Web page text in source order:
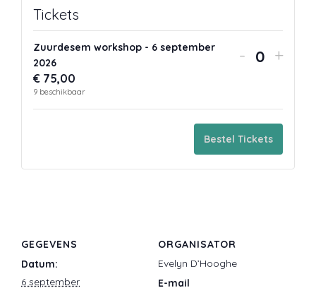
GEGEVENS
Datum:
6 september
ORGANISATOR
Evelyn D’Hooghe
E-mail
Tickets
Zuurdesem workshop - 6 september
2026
€ 75,00
9 beschikbaar
Verhoog
van
workshop
-
H
e
v
e
van
+
Bestel Tickets